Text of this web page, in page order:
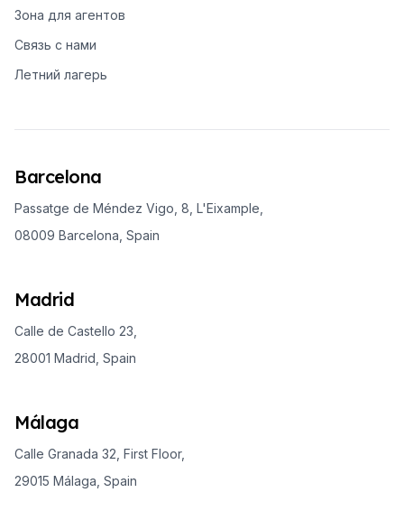
Зона для агентов
Связь с нами
Летний лагерь
Barcelona
Passatge de Méndez Vigo, 8, L'Eixample,
08009 Barcelona, Spain
Madrid
Calle de Castello 23,
28001 Madrid, Spain
Málaga
Calle Granada 32, First Floor,
29015 Málaga, Spain